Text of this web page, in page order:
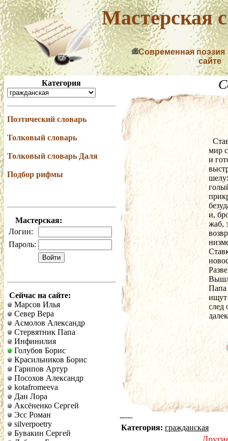
Мастерская
Современная поэзия
сайте
Категория
Поэтический словарь
Толковый словарь
Толковый словарь Даля
Подбор рифмы
Мастерская:
Логин:
Пароль:
Сейчас на сайте:
Марсов Илья
Север Вера
Асмолов Александр
Стервятник Папа
Инфинилия
Голубов Борис
Красильников Борис
Гарипов Артур
Посохов Александр
kotafromeeva
Дан Лора
Аксёненко Сергей
Эсс Роман
silverpoetry
Бувакин Сергей
мир
и
и,
жаб,
Папа
ищут
след
-----
Категория: гражданская